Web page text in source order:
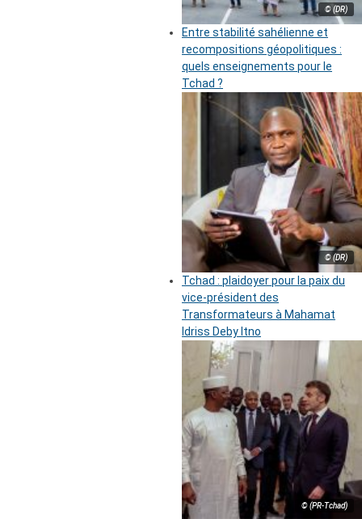
© (DR)
Entre stabilité sahélienne et
recompositions géopolitiques :
quels enseignements pour le
Tchad ?
© (DR)
Tchad : plaidoyer pour la paix du
vice-président des
Transformateurs à Mahamat
Idriss Deby Itno
© (PR-Tchad)